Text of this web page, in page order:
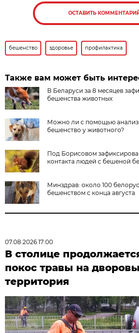
ОСТАВИТЬ
бешенство здоровье профилактика
Также вам может быть
В Беларуси за 8 месяцев
бешенства животных
Можно ли с помощью
бешенство у животного?
Под Борисовом
контакта людей с бешеной
Минздрав: около 100
бешенством с конца августа
07.08.2026 17:00
В столице
покос травы на
территория